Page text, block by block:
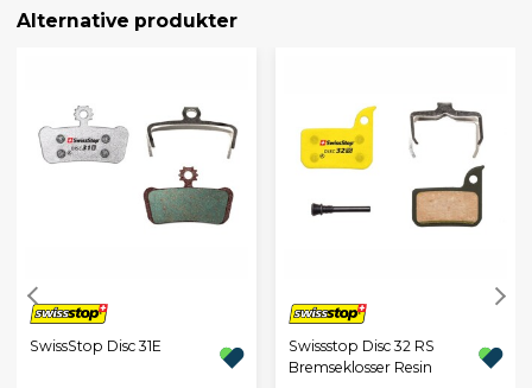
Alternative produkter
SwissStop Disc 31E
Swissstop Disc 32 RS
Bremseklosser Resin